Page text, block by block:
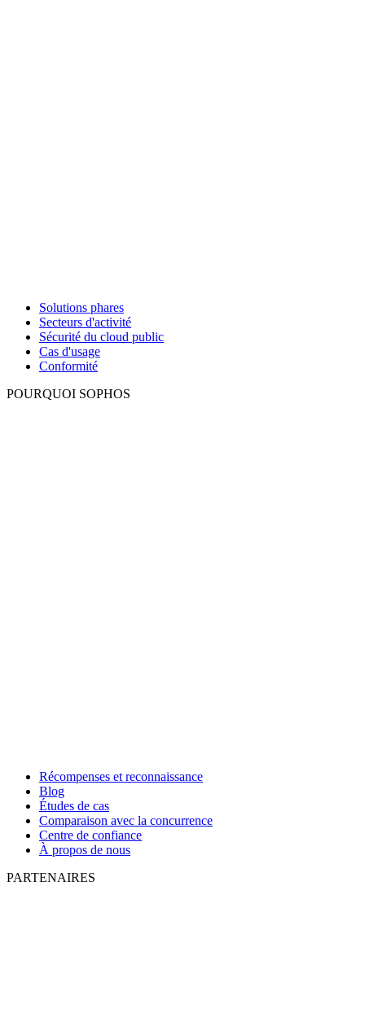
Solutions phares
Secteurs d'activité
Sécurité du cloud public
Cas d'usage
Conformité
POURQUOI SOPHOS
Récompenses et reconnaissance
Blog
Études de cas
Comparaison avec la concurrence
Centre de confiance
À propos de nous
PARTENAIRES